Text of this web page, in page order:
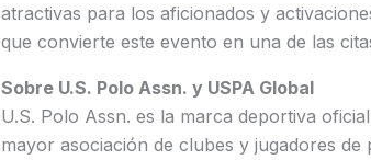
atractivas para los aficionados y
que convierte este evento en una de las
Sobre U.S. Polo Assn. y USPA Global
U.S. Polo Assn. es la marca deportiva
mayor asociación de clubes y jugadores